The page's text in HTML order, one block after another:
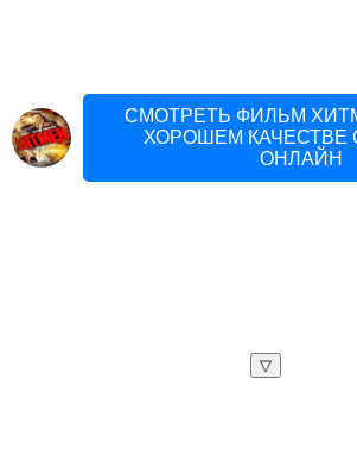
СМОТРЕТЬ ФИЛЬМ
ХОРОШЕМ КАЧЕСТВЕ
ОНЛАЙН
▽